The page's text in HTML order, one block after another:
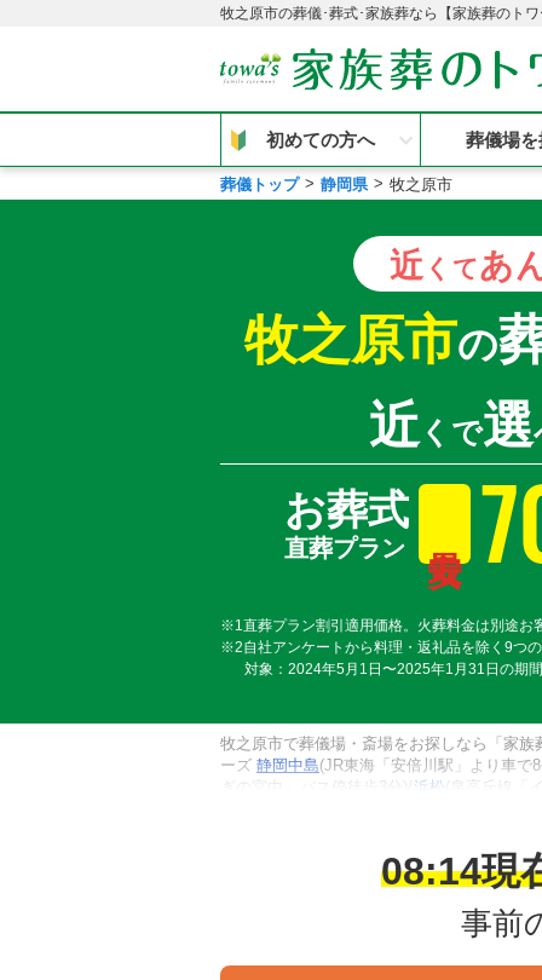
牧之原市の葬儀･葬式･家族葬なら【家族葬のト
初めての方へ 葬儀場
葬儀トップ 静岡県 牧之原市
近 くてあ
牧之原市の
近くで選
お葬式
直葬プラン
※1直葬プラン割引適用価格。火葬料金は別途お
※2自社アンケートから料理・返礼品を除く9つ
対象：2024年5月1日〜2025年1月31日の期
牧之原市で葬儀場・斎場をお探しなら「家
ーズ 静岡中島(JR東海「安倍川駅」より車で
ぎの宮中」バス停徒歩3分)/
浜松 (泉高丘線「
之原市内の式場の専用安置室またはご自宅
08:14現
事前